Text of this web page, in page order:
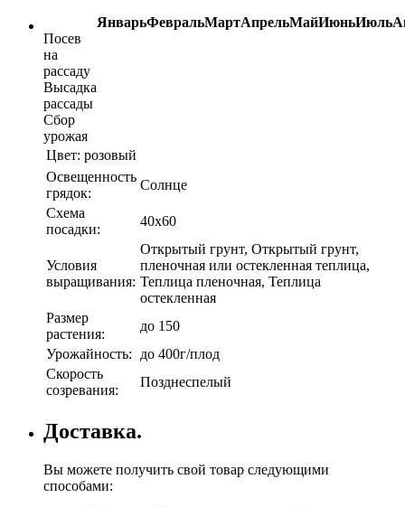
ЯнварьФевральМартАпрельМайИюньИюль
Посев
на
рассаду
Высадка
рассады
Сбор
урожая
Цвет: розовый
Освещенность
грядок:
Солнце
Схема
посадки:
40х60
Условия
выращивания:
Открытый грунт, Открытый грунт,
пленочная или остекленная теплица,
Теплица пленочная, Теплица
остекленная
Размер
растения:
до 150
Урожайность:
до 400г/плод
Скорость
созревания:
Позднеспелый
Доставка.
Вы можете получить свой товар следующими
способами: